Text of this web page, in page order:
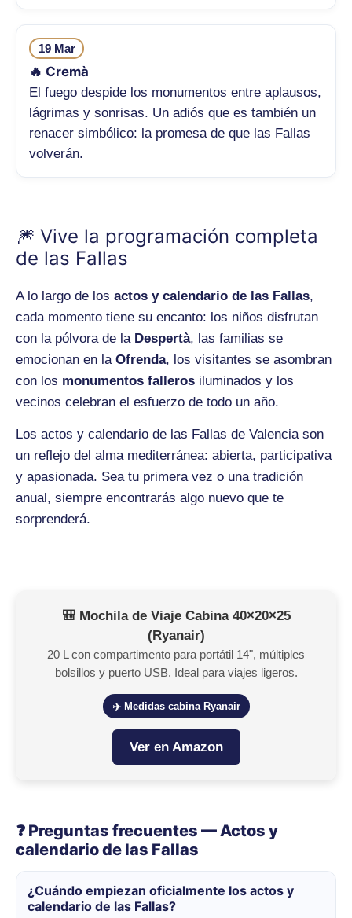
19 Mar
🔥 Cremà
El fuego despide los monumentos entre aplausos,
lágrimas y sonrisas. Un adiós que es también un
renacer simbólico: la promesa de que las Fallas
volverán.
🎆 Vive la programación completa
de las Fallas
A lo largo de los actos y calendario de las Fallas,
cada momento tiene su encanto: los niños disfrutan
con la pólvora de la Despertà, las familias se
emocionan en la Ofrenda, los visitantes se asombran
con los monumentos falleros iluminados y los
vecinos celebran el esfuerzo de todo un año.
Los actos y calendario de las Fallas de Valencia son
un reflejo del alma mediterránea: abierta, participativa
y apasionada. Sea tu primera vez o una tradición
anual, siempre encontrarás algo nuevo que te
sorprenderá.
🎒 Mochila de Viaje Cabina 40×20×25
(Ryanair)
20 L con compartimento para portátil 14", múltiples
bolsillos y puerto USB. Ideal para viajes ligeros.
✈️ Medidas cabina Ryanair
Ver en Amazon
❓ Preguntas frecuentes — Actos y
calendario de las Fallas
¿Cuándo empiezan oficialmente los actos y
calendario de las Fallas?